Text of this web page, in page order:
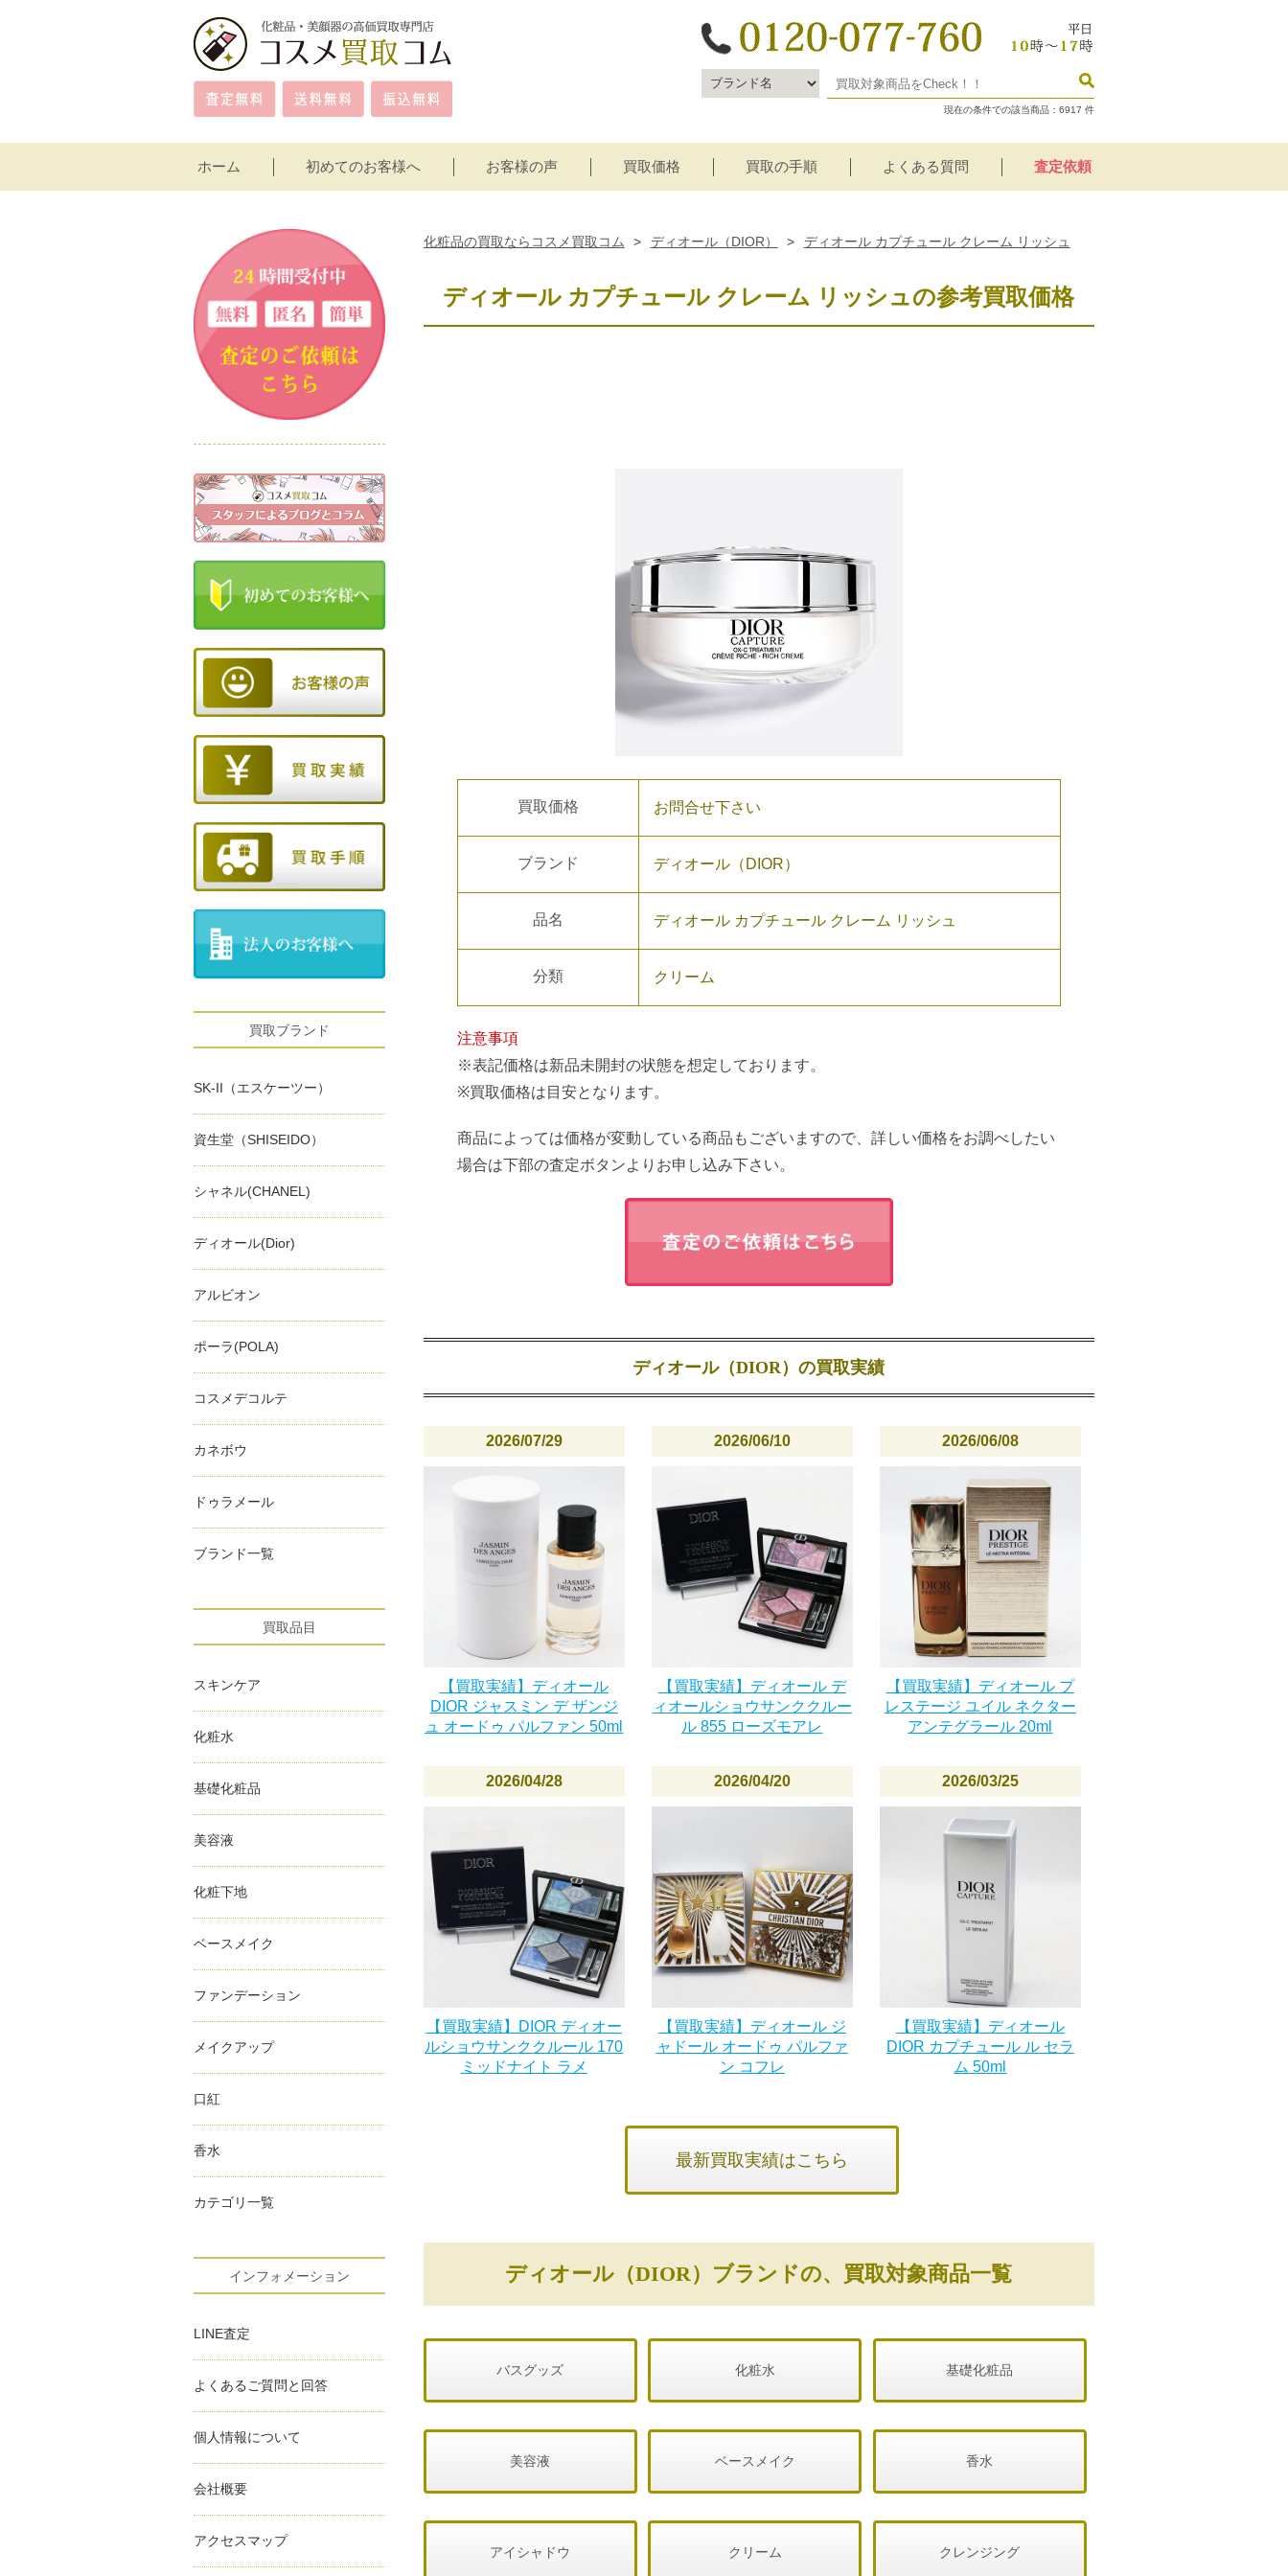
現在の条件での該当商品： 6917 件
ホーム 初めてのお客様へ お客様の声 買取価格
買取の手順
よくある質問 査定依頼
化粧品の買取ならコスメ買取コム > ディオール（DIOR） > ディオール カプチュール クレーム リッシュ
ディオール カプチュール クレーム リッシュの参考買取価格
買取価格 お問合せ下さい
ブランド ディオール（DIOR）
品名 ディオール カプチュール クレーム リッシュ
分類 クリーム
注意事項
※表記価格は新品未開封の状態を想定しております。
※買取価格は目安となります。
商品によっては価格が変動している商品もございますので、詳しい価格をお調べしたい
場合は下部の査定ボタンよりお申し込み下さい。
ディオール（DIOR）の買取実績
2026/07/29
【買取実績】ディオール
DIOR ジャスミン デ ザンジ
ュ オードゥ パルファン 50ml
2026/06/10
【買取実績】ディオール デ
ィオールショウサンククルー
ル 855 ローズモアレ
2026/06/08
【買取実績】ディオール プ
レステージ ユイル ネクター
アンテグラール 20ml
2026/04/28
【買取実績】DIOR ディオー
ルショウサンククルール 170
ミッドナイト ラメ
2026/04/20
【買取実績】ディオール ジ
ャドール オードゥ パルファ
ン コフレ
2026/03/25
【買取実績】ディオール
DIOR カプチュール ル セラ
ム 50ml
最新買取実績はこちら
ディオール（DIOR）ブランドの、買取対象商品一覧
バスグッズ 化粧水 基礎化粧品
美容液 ベースメイク 香水
アイシャドウ クリーム クレンジング
買取ブランド
SK-II（エスケーツー）
資生堂（SHISEIDO）
シャネル(CHANEL)
ディオール(Dior)
アルビオン
ポーラ(POLA)
コスメデコルテ
カネボウ
ドゥラメール
ブランド一覧
買取品目
スキンケア
化粧水
基礎化粧品
美容液
化粧下地
ベースメイク
ファンデーション
メイクアップ
口紅
香水
カテゴリ一覧
インフォメーション
LINE査定
よくあるご質問と回答
個人情報について
会社概要
アクセスマップ